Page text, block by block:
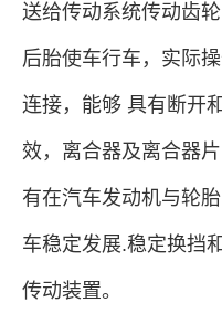
送给传动系统传动齿轮
后胎使车行车，实际
连接，能够 具有断开
效，离合器及离合器
有在汽车发动机与轮
车稳定发展.稳定换挡
传动装置。